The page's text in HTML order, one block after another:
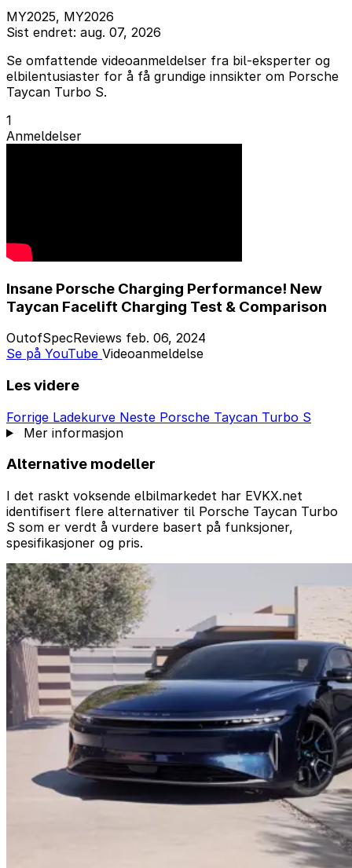
MY2025, MY2026
Sist endret: aug. 07, 2026
Se omfattende videoanmeldelser fra bil-eksperter og
elbilentusiaster for å få grundige innsikter om Porsche
Taycan Turbo S.
1
Anmeldelser
Insane Porsche Charging Performance! New
Taycan Facelift Charging Test & Comparison
OutofSpecReviews feb. 06, 2024
Se på YouTube Videoanmeldelse
Les videre
Forrige Ladekurve Neste Porsche Taycan Turbo S
Mer informasjon
Alternative modeller
I det raskt voksende elbilmarkedet har EVKX.net
identifisert flere alternativer til Porsche Taycan Turbo
S som er verdt å vurdere basert på funksjoner,
spesifikasjoner og pris.